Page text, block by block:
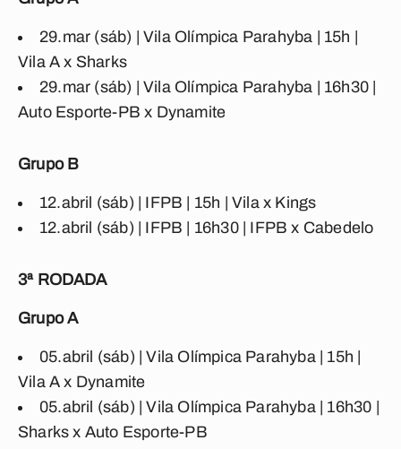
29.mar (sáb) | Vila Olímpica Parahyba | 15h |
Vila A x Sharks
29.mar (sáb) | Vila Olímpica Parahyba | 16h30 |
Auto Esporte-PB x Dynamite
Grupo B
12.abril (sáb) | IFPB | 15h | Vila x Kings
12.abril (sáb) | IFPB | 16h30 | IFPB x Cabedelo
3ª RODADA
Grupo A
05.abril (sáb) | Vila Olímpica Parahyba | 15h |
Vila A x Dynamite
05.abril (sáb) | Vila Olímpica Parahyba | 16h30 |
Sharks x Auto Esporte-PB